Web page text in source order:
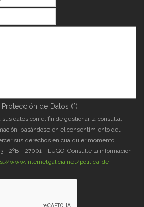
de Datos (*)
de Datos (*)
sus datos con el fin de gestionar la consulta,
basándose en el consentimiento del
sus derechos en cualquier momento,
- 2ºB - 27001 - LUGO. Consulte la información
www.internetgalicia.net/política-de-